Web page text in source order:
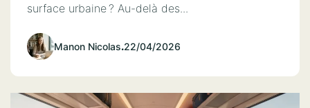
surface urbaine ? Au-delà des...
Manon Nicolas.22/04/2026